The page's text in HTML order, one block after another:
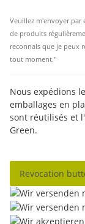
Veuillez m'envoyer
de produits
reconnais que je peux
tout moment."
Nous expédions
emballages en
sont réutilisés et
Green.
Revocation